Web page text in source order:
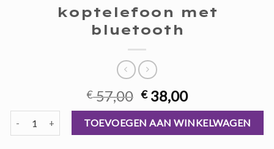
koptelefoon met
bluetooth
€57,00 Oorspronkelijke
prijs
was:
€ 57,00.
€38,00Huidige
prijs
is:
€ 38,00.
koptelefoon met bluetooth aantalTOEVOEGEN AAN WINKELWAGEN